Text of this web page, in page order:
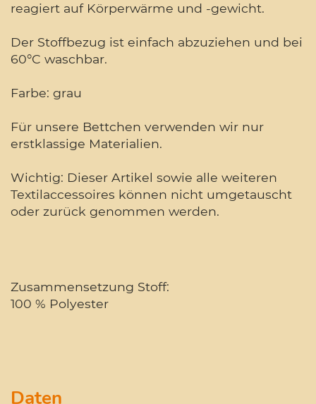
reagiert auf Körperwärme und -gewicht.
Der Stoffbezug ist einfach abzuziehen und bei
60°C waschbar.
Farbe: grau
Für unsere Bettchen verwenden wir nur
erstklassige Materialien.
Wichtig: Dieser Artikel sowie alle weiteren
Textilaccessoires können nicht umgetauscht
oder zurück genommen werden.
Zusammensetzung Stoff:
100 % Polyester
Daten